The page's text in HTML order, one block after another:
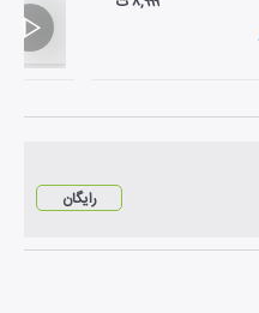
رایگان